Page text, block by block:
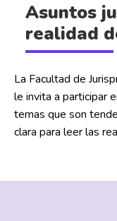
Asuntos
realidad
La Facultad de
le invita a participar
temas que son
clara para leer las